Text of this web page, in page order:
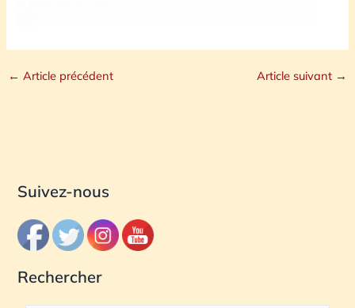
← Article précédent Article suivant →
Suivez-nous
Rechercher